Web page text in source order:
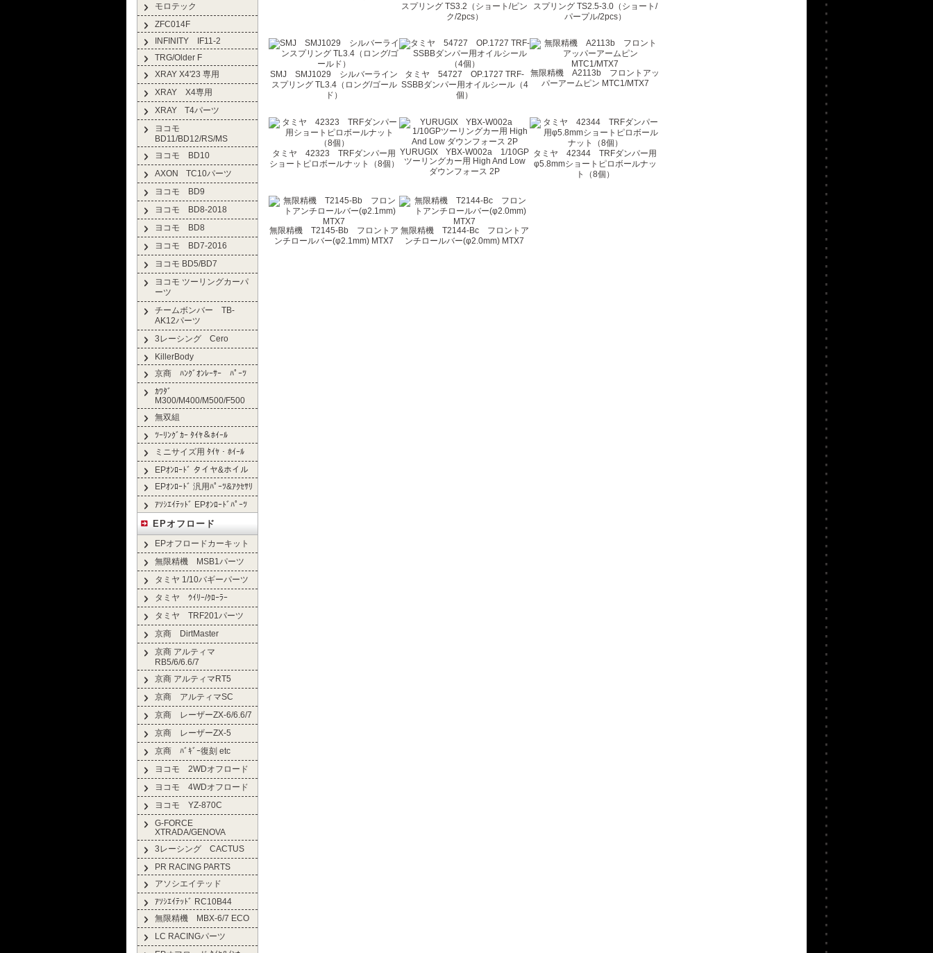
モロテック
ZFC014F
INFINITY IF11-2
TRG/Older F
XRAY X4'23 専用
XRAY X4専用
XRAY T4パーツ
ヨコモ
BD11/BD12/RS/MS
ヨコモ BD10
AXON TC10パーツ
ヨコモ BD9
ヨコモ BD8-2018
ヨコモ BD8
ヨコモ BD7-2016
ヨコモ BD5/BD7
ヨコモ ツーリングカーパ
ーツ
チームボンバー TB-
AK12パーツ
3レーシング Cero
KillerBody
京商 ﾊﾝｸﾞｵﾝﾚｰｻｰ ﾊﾟｰﾂ
ｶﾜﾀﾞ
M300/M400/M500/F500
無双組
ﾂｰﾘﾝｸﾞｶｰ ﾀｲﾔ＆ﾎｲｰﾙ
ミニサイズ用 ﾀｲﾔ・ﾎｲｰﾙ
EPｵﾝﾛｰﾄﾞ タイヤ&ホイル
EPｵﾝﾛｰﾄﾞ 汎用ﾊﾟｰﾂ&ｱｸｾｻﾘ
ｱｿｼｴｲﾃｯﾄﾞ EPｵﾝﾛｰﾄﾞﾊﾟｰﾂ
EPオフロード
EPオフロードカーキット
無限精機 MSB1パーツ
タミヤ 1/10バギーパーツ
タミヤ ｳｲﾘｰ/ｸﾛｰﾗｰ
タミヤ TRF201パーツ
京商 DirtMaster
京商 アルティマ
RB5/6/6.6/7
京商 アルティマRT5
京商 アルティマSC
京商 レーザーZX-6/6.6/7
京商 レーザーZX-5
京商 ﾊﾞｷﾞｰ復刻 etc
ヨコモ 2WDオフロード
ヨコモ 4WDオフロード
ヨコモ YZ-870C
G-FORCE
XTRADA/GENOVA
3レーシング CACTUS
PR RACING PARTS
アソシエイテッド
ｱｿｼｴｲﾃｯﾄﾞ RC10B44
無限精機 MBX-6/7 ECO
LC RACINGパーツ
スプリング TS3.2（ショート/ピン
ク/2pcs）
スプリング TS2.5-3.0（ショート/
パープル/2pcs）
SMJ SMJ1029 シルバーライン
スプリング TL3.4（ロング/ゴール
ド）
タミヤ 54727 OP.1727 TRF-
SSBBダンパー用オイルシール（4
個）
無限精機 A2113b フロントアッ
パーアームピン MTC1/MTX7
タミヤ 42323 TRFダンパー用
ショートピロボールナット（8個）
YURUGIX YBX-W002a 1/10GP
ツーリングカー用 High And Low
ダウンフォース 2P
タミヤ 42344 TRFダンパー用
φ5.8mmショートピロボールナッ
ト（8個）
無限精機 T2145-Bb フロントア
ンチロールバー(φ2.1mm) MTX7
無限精機 T2144-Bc フロントア
ンチロールバー(φ2.0mm) MTX7